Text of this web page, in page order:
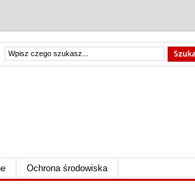
Ochrona środowiska